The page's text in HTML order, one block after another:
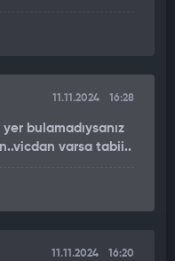
11.11.2024 16:28
bulamadıysanız
varsa tabii..
11.11.2024 16:20